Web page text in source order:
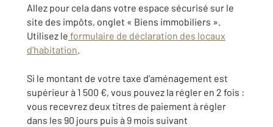
Allez pour cela dans votre espace sécurisé sur le
site des impôts, onglet « Biens immobiliers ».
Utilisez le formulaire de déclaration des locaux
d'habitation.
Si le montant de votre taxe d'aménagement est
supérieur à 1 500 €, vous pouvez la régler en 2 fois :
vous recevrez deux titres de paiement à régler
dans les 90 jours puis à 9 mois suivant